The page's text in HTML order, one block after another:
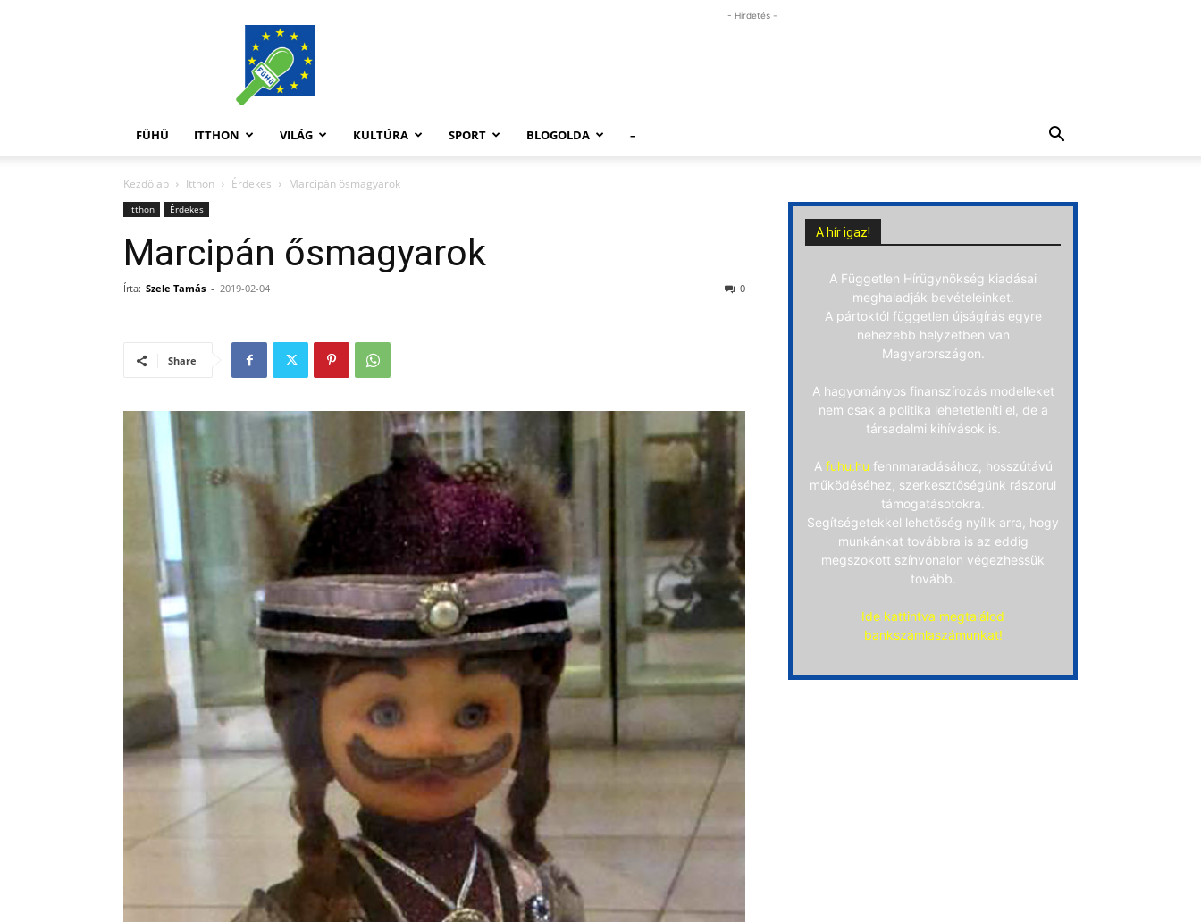
FüHü
- Hirdetés -
FÜHÜ ITTHON VILÁG KULTÚRA SPORT BLOGOLDA –
Kezdőlap Itthon Érdekes Marcipán ősmagyarok
Itthon Érdekes
Marcipán ősmagyarok
Írta: Szele Tamás - 2019-02-04 0
Share
A hír igaz!
A Független Hírügynökség kiadásai
meghaladják bevételeinket.
A pártoktól független újságírás egyre
nehezebb helyzetben van
Magyarországon.
A hagyományos finanszírozás modelleket
nem csak a politika lehetetleníti el, de a
társadalmi kihívások is.
A fuhu.hu fennmaradásához, hosszútávú
működéséhez, szerkesztőségünk rászorul
támogatásotokra.
Segítségetekkel lehetőség nyílik arra, hogy
munkánkat továbbra is az eddig
megszokott színvonalon végezhessük
tovább.
Ide kattintva megtalálod
bankszámlaszámunkat!